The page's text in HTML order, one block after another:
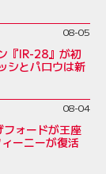
08-05
『IR-28』が初
シとパロウは新
08-04
ォードが王座
ーニーが復活